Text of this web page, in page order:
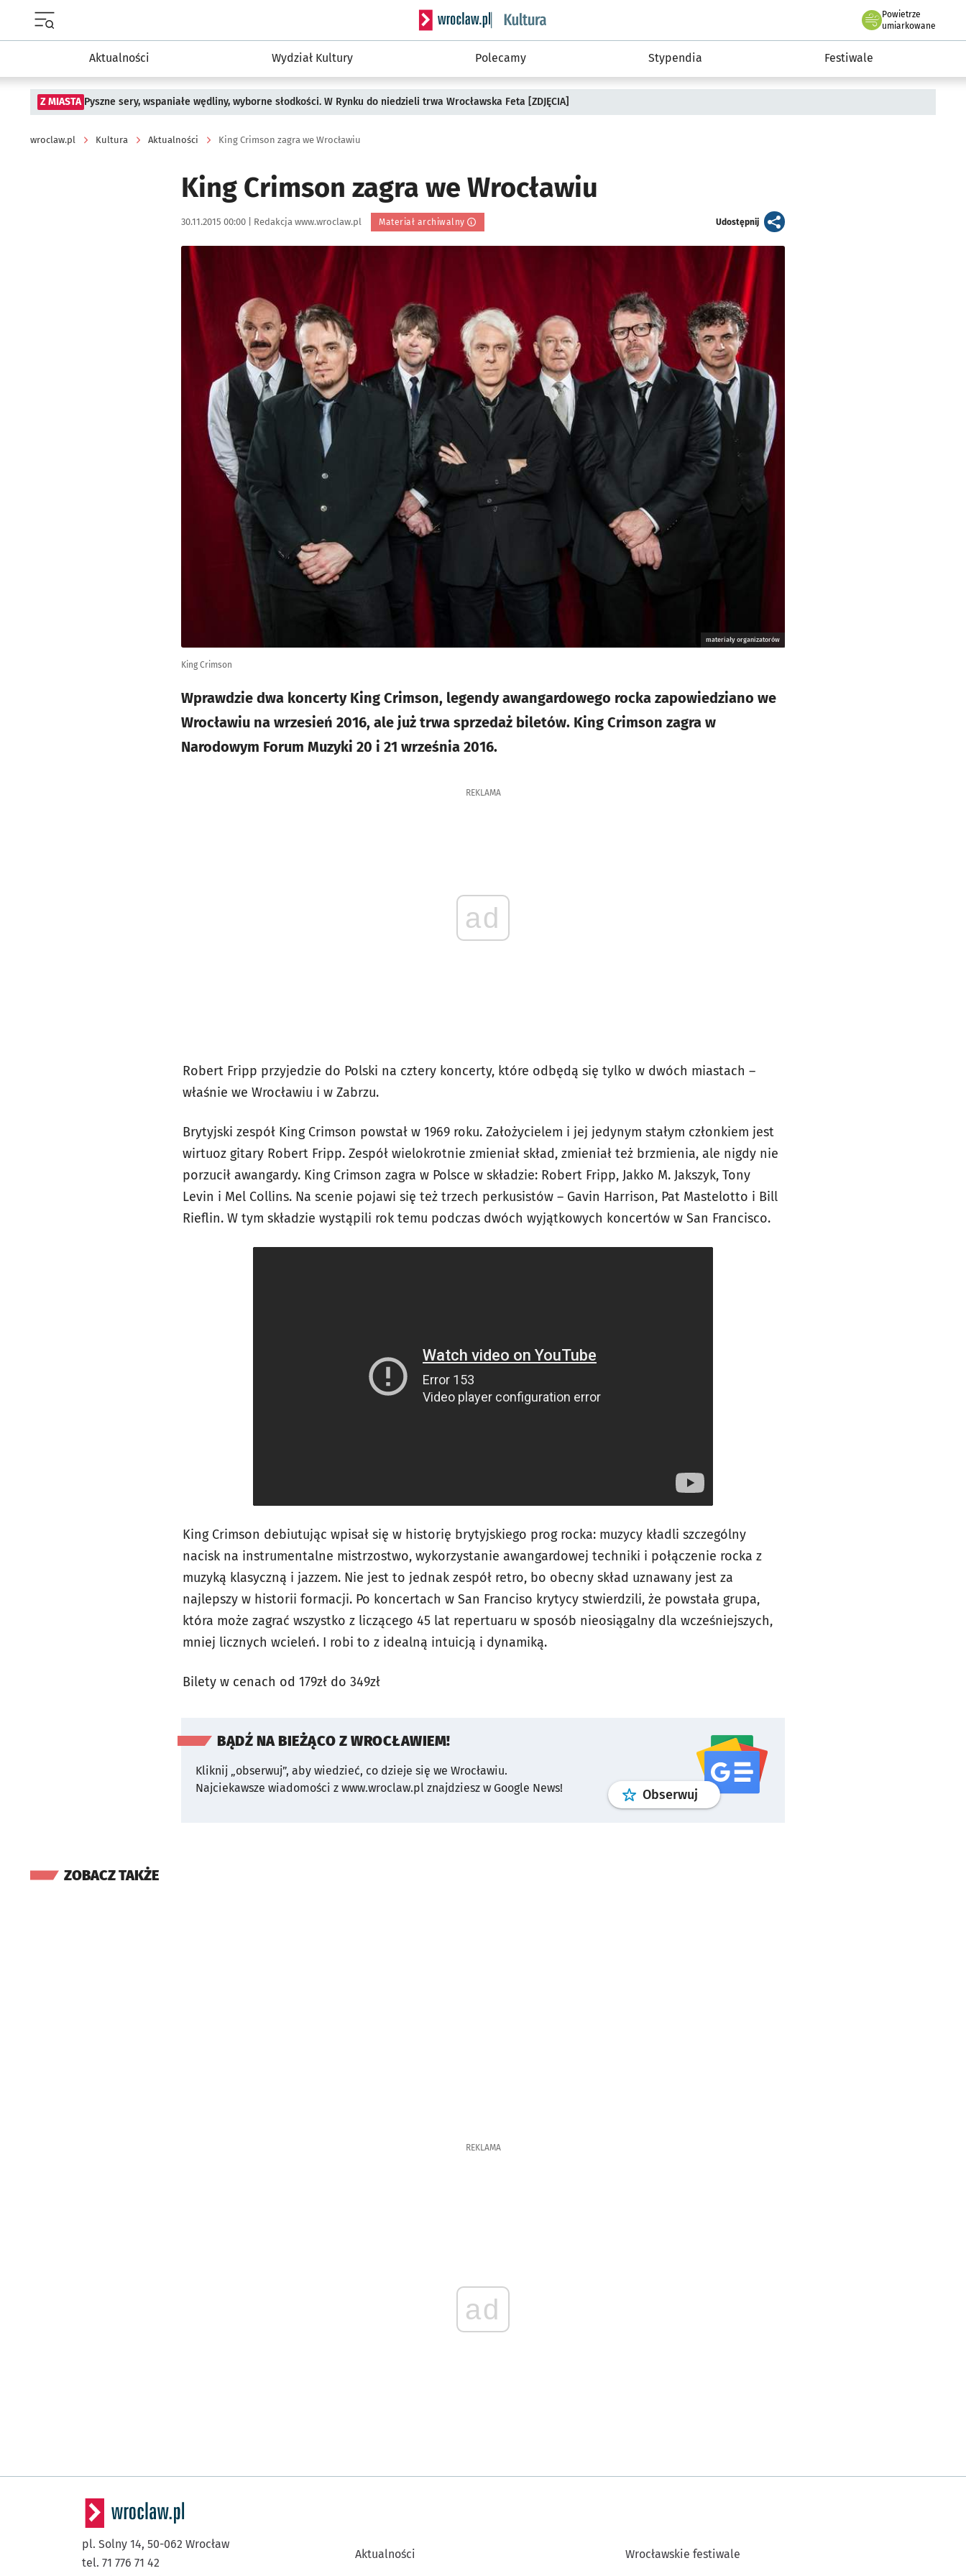
Serwis informacyjny wroclaw.pl podserwis: Kultura
Powietrze
we Wrocławiu
umiarkowane
Aktualności Wydział Kultury Polecamy Stypendia Festiwale
Z MIASTA Pyszne sery, wspaniałe wędliny, wyborne słodkości. W Rynku do niedzieli trwa Wrocławska Feta [ZDJĘCIA]
wroclaw.pl Kultura Aktualności King Crimson zagra we Wrocławiu
King Crimson zagra we Wrocławiu
Data publikacji:
30.11.2015 00:00 | Autor:
Redakcja www.wroclaw.pl Materiał archiwalny Udostępnijartykuł
Kliknij, aby powiększyć
materiały organizatorów
King Crimson
Wprawdzie dwa koncerty King Crimson, legendy awangardowego rocka zapowiedziano we
Wrocławiu na wrzesień 2016, ale już trwa sprzedaż biletów. King Crimson zagra w
Narodowym Forum Muzyki 20 i 21 września 2016.
REKLAMA
ad
Robert Fripp przyjedzie do Polski na cztery koncerty, które odbędą się tylko w dwóch miastach –
właśnie we Wrocławiu i w Zabrzu.
Brytyjski zespół King Crimson powstał w 1969 roku. Założycielem i jej jedynym stałym członkiem jest
wirtuoz gitary Robert Fripp. Zespół wielokrotnie zmieniał skład, zmieniał też brzmienia, ale nigdy nie
porzucił awangardy. King Crimson zagra w Polsce w składzie: Robert Fripp, Jakko M. Jakszyk, Tony
Levin i Mel Collins. Na scenie pojawi się też trzech perkusistów – Gavin Harrison, Pat Mastelotto i Bill
Rieflin. W tym składzie wystąpili rok temu podczas dwóch wyjątkowych koncertów w San Francisco.
King Crimson debiutując wpisał się w historię brytyjskiego prog rocka: muzycy kładli szczególny
nacisk na instrumentalne mistrzostwo, wykorzystanie awangardowej techniki i połączenie rocka z
muzyką klasyczną i jazzem. Nie jest to jednak zespół retro, bo obecny skład uznawany jest za
najlepszy w historii formacji. Po koncertach w San Franciso krytycy stwierdzili, że powstała grupa,
która może zagrać wszystko z liczącego 45 lat repertuaru w sposób nieosiągalny dla wcześniejszych,
mniej licznych wcieleń. I robi to z idealną intuicją i dynamiką.
Bilety w cenach od 179zł do 349zł
BĄDŹ NA BIEŻĄCO Z WROCŁAWIEM!
Kliknij „obserwuj”, aby wiedzieć, co dzieje się we Wrocławiu.
Najciekawsze wiadomości z www.wroclaw.pl znajdziesz w Google News!
Obserwuj profilgoogle news
ZOBACZ TAKŻE
REKLAMA
ad
pl. Solny 14, 50-062 Wrocław
tel. 71 776 71 42
Aktualności Wrocławskie festiwale